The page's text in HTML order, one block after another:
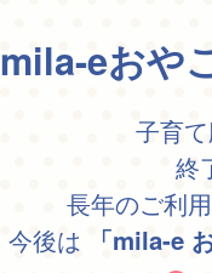
mila-eおや
子育
終
長年のご利
今後は
「mila-e